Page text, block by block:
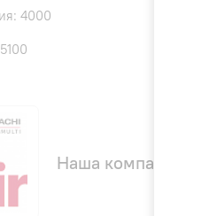
4000
Наша компания —